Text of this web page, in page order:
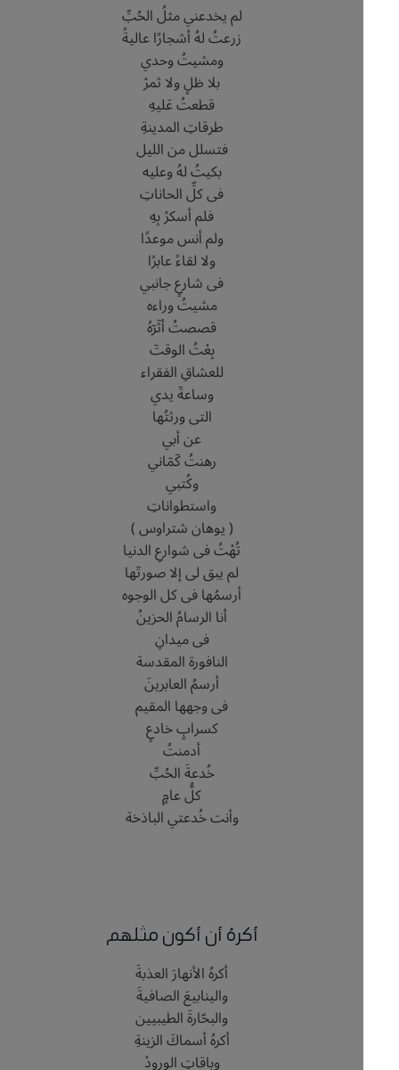
لم يخدعني مثلُ الحُبِّ
زرعتُ لهُ أشجارًا عاليةً
ومشيتُ وحدي
بلا ظلٍ ولا ثمرْ
قطعتُ عَليهِ
طرقاتِ المدينةِ
فتسلل من الليل
بكيتُ لهُ وعليه
فى كلِّ الحاناتِ
فلم أسكرْ بِهِ
ولم أنس موعدًا
ولا لقاءً عابرًا
فى شارعٍ جانبي
مشيتُ وراءه
قصصتُ أثٓرٓهُ
بِعْتُ الوقتٓ
للعشاقِ الفقراء
وساعةٓ يدي
التى ورثتُها
عن أبي
رهنتُ كٓمٓاني
واستطواناتِ
( يوهان شتراوس )
تُهْتُ فى شوارعِ الدنيا
لم يبق لى إلا صورتٓها
أرسمُها فى كل الوجوه
أنا الرسامُ الحزينُ
فى ميدانِ
النافورة المقدسة
أرسمُ العابرينَ
فى وجهها المقيم
كسرابٍ خادعٍ
أدمنتُ
خُدعةَ الحُبِّ
كلُّ عامٍ
وأنت خُدعتي الباذخة
أكرهُ أن أكون مثلهم
أكرهُ الأنهارَ العذبةَ
والينابيعَ الصافيةَ
والبحّارةَ الطيبيين
أكرهُ أسماكَ الزينةِ
وباقاتِ الورودْ